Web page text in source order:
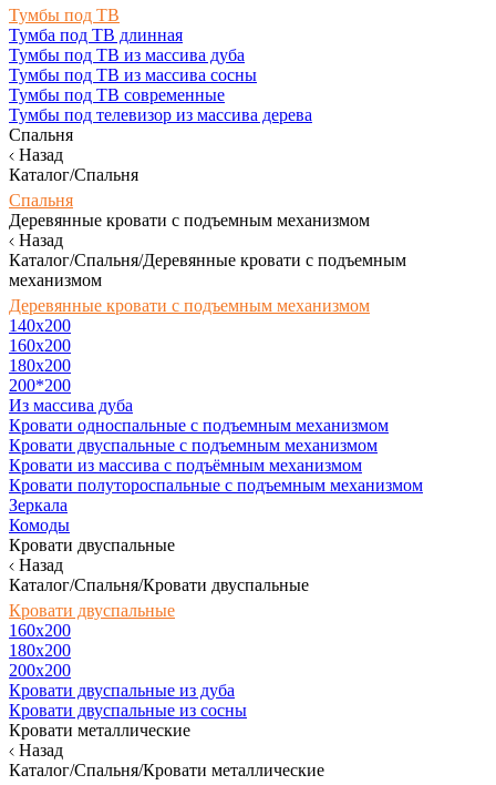
Тумбы под ТВ
Тумба под ТВ длинная
Тумбы под ТВ из массива дуба
Тумбы под ТВ из массива сосны
Тумбы под ТВ современные
Тумбы под телевизор из массива дерева
Спальня
Назад
Каталог/Спальня
Спальня
Деревянные кровати с подъемным механизмом
Назад
Каталог/Спальня/Деревянные кровати с подъемным
механизмом
Деревянные кровати с подъемным механизмом
140x200
160х200
180х200
200*200
Из массива дуба
Кровати односпальные с подъемным механизмом
Кровати двуспальные с подъемным механизмом
Кровати из массива с подъёмным механизмом
Кровати полутороспальные с подъемным механизмом
Зеркала
Комоды
Кровати двуспальные
Назад
Каталог/Спальня/Кровати двуспальные
Кровати двуспальные
160х200
180x200
200x200
Кровати двуспальные из дуба
Кровати двуспальные из сосны
Кровати металлические
Назад
Каталог/Спальня/Кровати металлические